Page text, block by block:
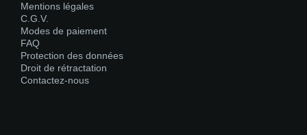
Mentions légales
C.G.V.
Modes de paiement
FAQ
Protection des données
Droit de rétractation
Contactez-nous